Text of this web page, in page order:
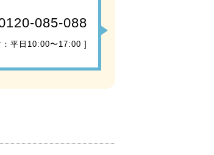
085-088
：平日10:00〜17:00 ]